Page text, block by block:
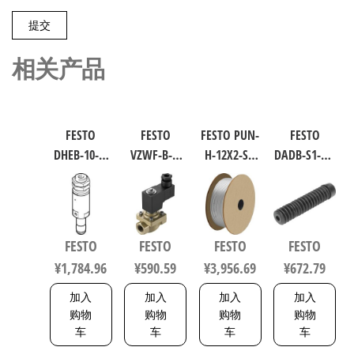
相关产品
FESTO
DHEB-10-E-
U-E-P 波纹
管气爪 符
合ISO 8573-
1:2010
1320832
FESTO
¥1,784.96
加入
购物
车
FESTO
VZWF-B-L-
M22C-G12-
135-1P4-10
力先导式
电磁阀 行
程10mm 符
合EN 12266-
1 1492112
FESTO
¥590.59
加入
购物
车
FESTO PUN-
H-12X2-SI-
200 聚氨酯
气动软管
符合ISO
8573-1:2010
558275
FESTO
¥3,956.69
加入
购物
车
FESTO
DADB-S1-40-
缸波纹管
保护套 行
符合ISO
6432 / ISO
15552
553463
FESTO
¥672.79
加入
购物
车